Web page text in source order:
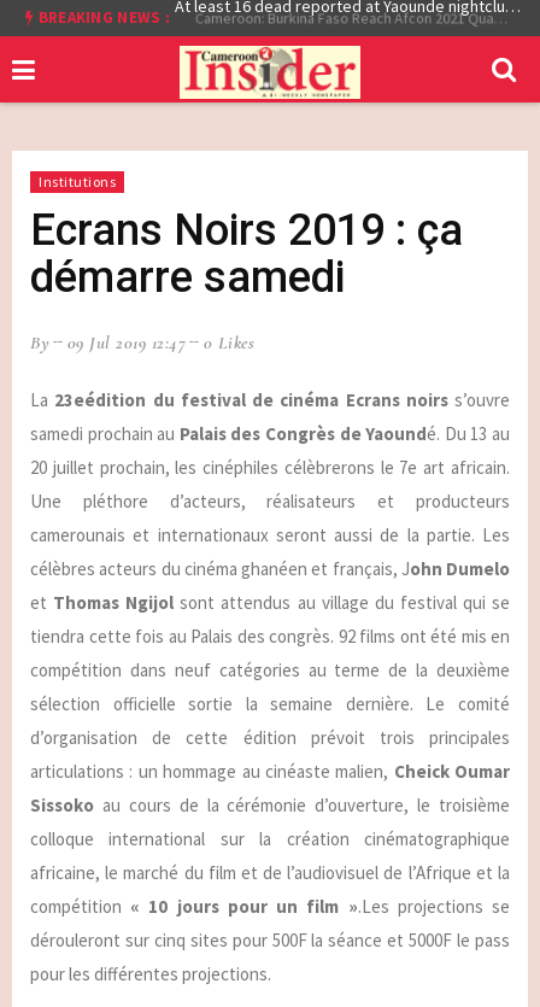
BREAKING NEWS : Cameroon: Burkina Faso Reach Afcon 2021 Quarter Final After Beating Gabon 7-6 (1-1 aet) At least 16 dead reported at Yaounde nightclub fire
Institutions
Ecrans Noirs 2019 : ça
démarre samedi
By 09 Jul 2019 12:47 0 Likes
La 23eédition du festival de cinéma Ecrans noirss’ouvre
samedi prochain au Palais des Congrès de Yaoundé. Du 13 au
20 juillet prochain, les cinéphiles célèbrerons le 7e art africain.
Une pléthore d’acteurs, réalisateurs et producteurs
camerounais et internationaux seront aussi de la partie. Les
célèbres acteurs du cinéma ghanéen et français, John Dumelo
et Thomas Ngijolsont attendus au village du festival qui se
tiendra cette fois au Palais des congrès. 92 films ont été mis en
compétition dans neuf catégories au terme de la deuxième
sélection officielle sortie la semaine dernière. Le comité
d’organisation de cette édition prévoit trois principales
articulations : un hommage au cinéaste malien, Cheick Oumar
Sissoko au cours de la cérémonie d’ouverture, le troisième
colloque international sur la création cinématographique
africaine, le marché du film et de l’audiovisuel de l’Afrique et la
compétition « 10 jours pour un film ».Les projections se
dérouleront sur cinq sites pour 500F la séance et 5000F le pass
pour les différentes projections.